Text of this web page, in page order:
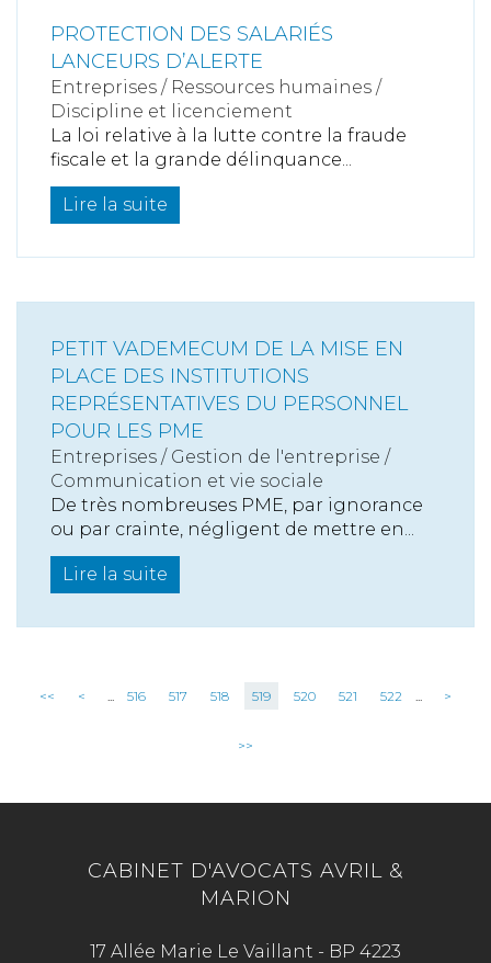
PROTECTION DES SALARIÉS
LANCEURS D’ALERTE
Entreprises / Ressources humaines /
Discipline et licenciement
La loi relative à la lutte contre la fraude
fiscale et la grande délinquance...
Lire la suite
PETIT VADEMECUM DE LA MISE EN
PLACE DES INSTITUTIONS
REPRÉSENTATIVES DU PERSONNEL
POUR LES PME
Entreprises / Gestion de l'entreprise /
Communication et vie sociale
De très nombreuses PME, par ignorance
ou par crainte, négligent de mettre en...
Lire la suite
<< < ... 516 517 518 519 520 521 522 ... >
>>
CABINET D'AVOCATS AVRIL &
MARION
17 Allée Marie Le Vaillant - BP 4223